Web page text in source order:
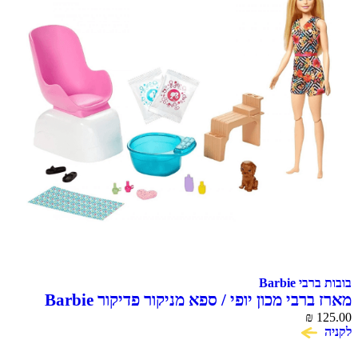
בובות ברבי Barbie
מארז ברבי מכון יופי / ספא מניקור פדיקור Barbie
₪ 125.00
לקניה